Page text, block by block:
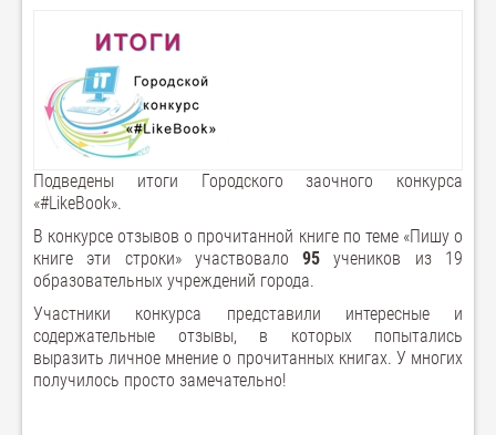
Подведены итоги Городского заочного конкурса
«#LikeBook».
В конкурсе отзывов о прочитанной книге по теме «Пишу о
книге эти строки» участвовало95 учеников из 19
образовательных учреждений города.
Участники конкурса представили интересные и
содержательные отзывы, в которых попытались
выразить личное мнение о прочитанных книгах. У многих
получилось просто замечательно!